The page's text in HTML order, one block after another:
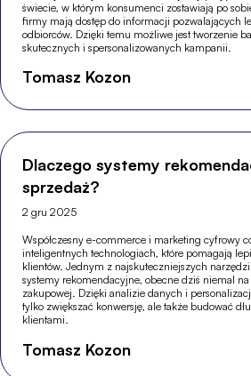
świecie, w którym konsumenci zostawiają po
firmy mają dostęp do informacji pozwalających
odbiorców. Dzięki temu możliwe jest tworzenie
skutecznych i spersonalizowanych kampanii.
Tomasz Kozon
Dlaczego systemy
sprzedaż?
2 gru 2025
Współczesny e-commerce i marketing cyfrowy
inteligentnych technologiach, które pomagają
klientów. Jednym z najskuteczniejszych
systemy rekomendacyjne, obecne dziś niemal
zakupowej. Dzięki analizie danych i
tylko zwiększać konwersję, ale także budować
klientami.
Tomasz Kozon